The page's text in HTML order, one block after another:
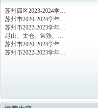
苏州四区2023-2024学…
苏州市2020-2024学年…
苏州市2022-2023学年…
昆山、太仓、常熟、…
苏州市2020-2024学年…
苏州市2022-2023学年…